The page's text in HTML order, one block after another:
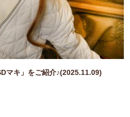
マキ」をご紹介♪(2025.11.09)